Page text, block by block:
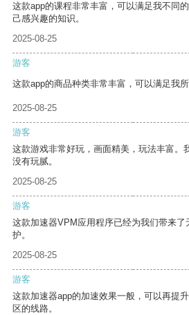
这款app的课程非常丰富，可以满足我不同
己感兴趣的知识。
2025-08-25
游客
这款app的商品种类非常丰富，可以满足我所
2025-08-25
游客
这款游戏非常好玩，画面精美，玩法丰富。
没有玩腻。
2025-08-25
游客
这款加速器VPM应用程序已经为我们带来
护。
2025-08-25
游客
这款加速器app的加速效果一般，可以再提
区的线路。